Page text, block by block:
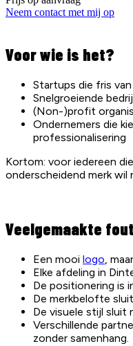
Neem contact met mij op
Voor wie is het?
Startups die fris
Snelgroeiende
(Non-)profit
Ondernemers die
professionalisering
Kortom: voor iedereen
onderscheidend merk wil
Veelgemaakte
Een mooi logo,
Elke afdeling in
De positionering is
De merkbelofte
De visuele stijl sluit
Verschillende
zonder samenhang.